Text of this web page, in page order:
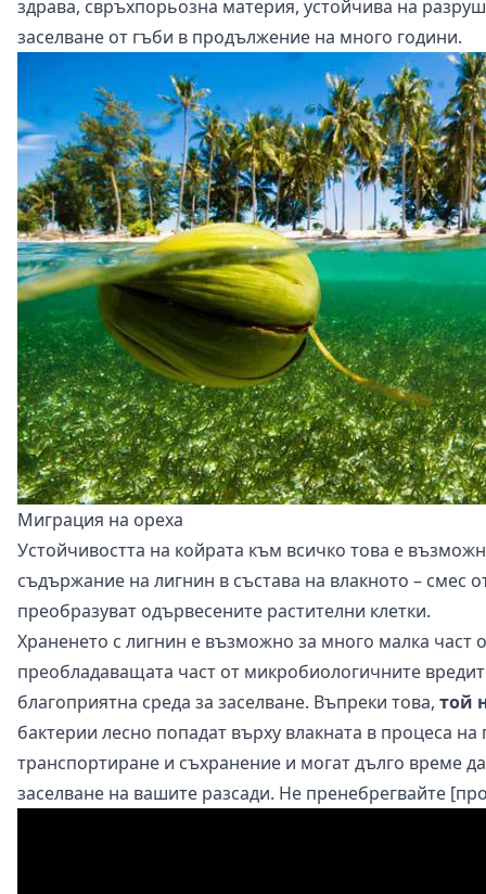
здрава, свръхпорьозна материя, устойчива на
заселване от гъби в продължение на много години.
Миграция на ореха
Устойчивостта на койрата към всичко това е
съдържание на лигнин в състава на влакното – смес
преобразуват одървесените растителни клетки.
Храненето с лигнин е възможно за много малка част
преобладаващата част от микробиологичните
благоприятна среда за заселване. Въпреки това, той
бактерии лесно попадат върху влакната в процеса
транспортиране и съхранение и могат дълго време
заселване на вашите разсади. Не пренебрегвайте